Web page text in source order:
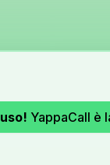
YappaCall è